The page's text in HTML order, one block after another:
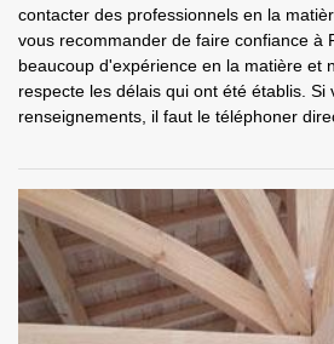
contacter des professionnels en la
vous recommander de faire confiance à
beaucoup d'expérience en la matière et
respecte les délais qui ont été établis. Si
renseignements, il faut le téléphoner